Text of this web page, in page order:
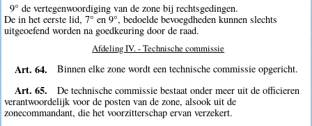
9° de vertegenwoordiging van de zone bij rechtsgedingen.
De in het eerste lid, 7° en 9°, bedoelde bevoegdheden kunnen slechts
uitgeoefend worden na goedkeuring door de raad.
Afdeling IV. - Technische commissie
Art. 64. Binnen elke zone wordt een technische commissie opgericht.
Art. 65.
De technische commissie bestaat onder meer uit de officieren
verantwoordelijk voor de posten van de zone, alsook uit de
zonecommandant, die het voorzitterschap ervan verzekert.